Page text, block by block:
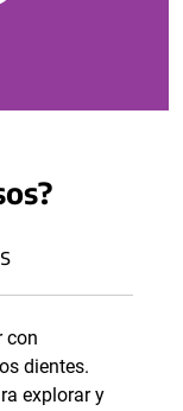
con
dientes.
explorar y